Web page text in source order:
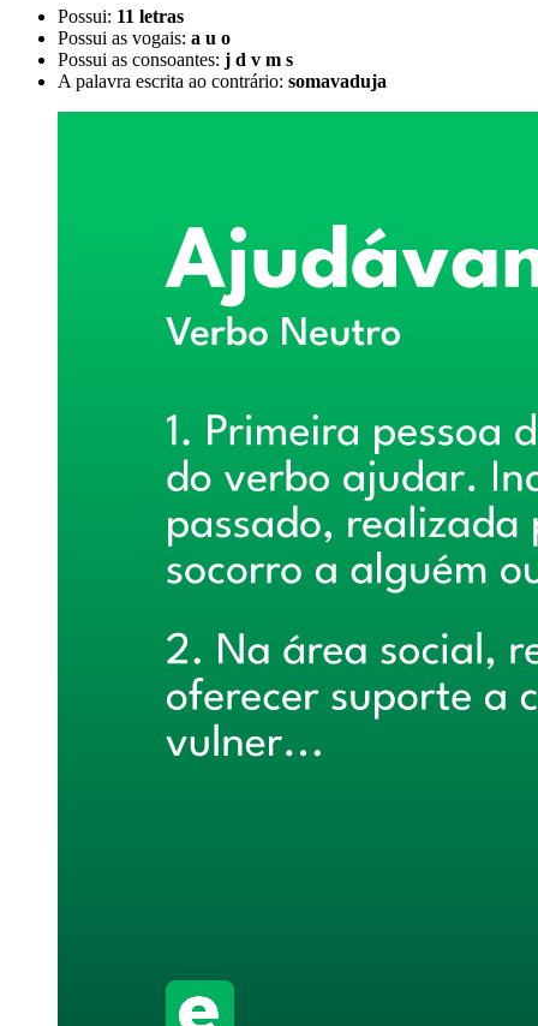
Possui: 11 letras
Possui as vogais: a u o
Possui as consoantes: j d v m s
A palavra escrita ao contrário: somavaduja